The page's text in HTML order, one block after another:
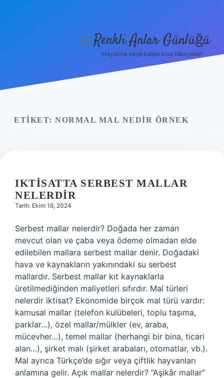
Yasal Uyarı
menüyüRenkli Anlar Günlüğü
Hayatına neşe katan kısa hikayeler!
ETIKET: NORMAL MAL NEDIR ÖRNEK
IKTISATTA SERBEST MALLAR
NELERDIR
Tarih: Ekim 16, 2024
Serbest mallar nelerdir? Doğada her zaman
mevcut olan ve çaba veya ödeme olmadan elde
edilebilen mallara serbest mallar denir. Doğadaki
hava ve kaynakların yakınındaki su serbest
mallardır. Serbest mallar kıt kaynaklarla
üretilmediğinden maliyetleri sıfırdır. Mal türleri
nelerdir iktisat? Ekonomide birçok mal türü vardır:
kamusal mallar (telefon kulübeleri, toplu taşıma,
parklar…), özel mallar/mülkler (ev, araba,
mücevher…), temel mallar (herhangi bir bina, ticari
alan…), şirket malı (şirket arabaları, otomatlar, vb.).
Mal ayrıca Türkçe’de sığır veya çiftlik hayvanları
anlamına gelir. Açık mallar nelerdir? “Aşikâr mallar”